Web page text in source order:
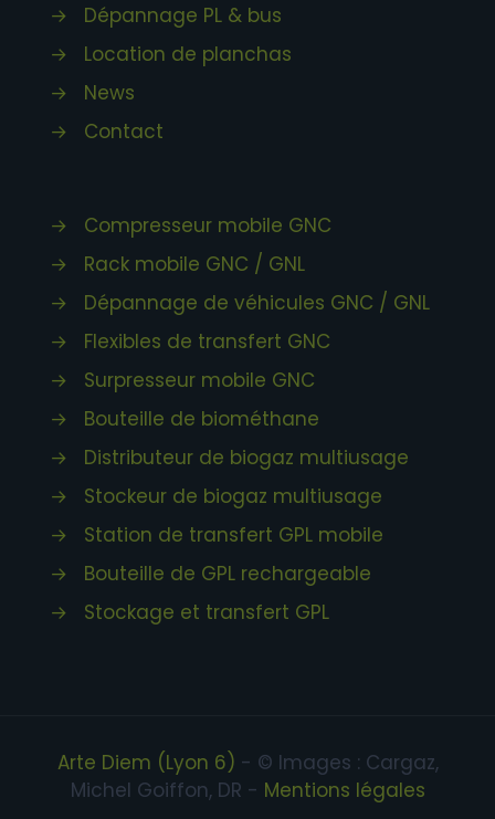
→
Dépannage PL & bus
→
Location de planchas
→
News
→
Contact
→
Compresseur mobile GNC
→
Rack mobile GNC / GNL
→
Dépannage de véhicules GNC / GNL
→
Flexibles de transfert GNC
→
Surpresseur mobile GNC
→
Bouteille de biométhane
→
Distributeur de biogaz multiusage
→
Stockeur de biogaz multiusage
→
Station de transfert GPL mobile
→
Bouteille de GPL rechargeable
→
Stockage et transfert GPL
Arte Diem (Lyon 6) - © Images : Cargaz,
Michel Goiffon, DR - Mentions légales